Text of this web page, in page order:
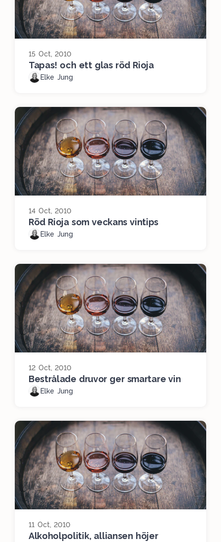
15 Oct, 2010
Tapas! och ett glas röd Rioja
Elke Jung
14 Oct, 2010
Röd Rioja som veckans vintips
Elke Jung
12 Oct, 2010
Bestrålade druvor ger smartare vin
Elke Jung
11 Oct, 2010
Alkoholpolitik, alliansen höjer